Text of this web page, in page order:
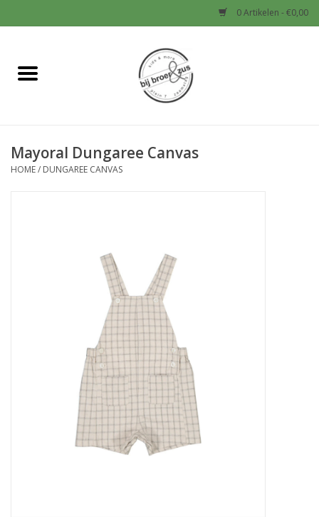
0 Artikelen - €0,00
Home
Baby
Cadeaubonnen
Mayoral Dungaree Canvas
HOME/ DUNGAREE CANVAS